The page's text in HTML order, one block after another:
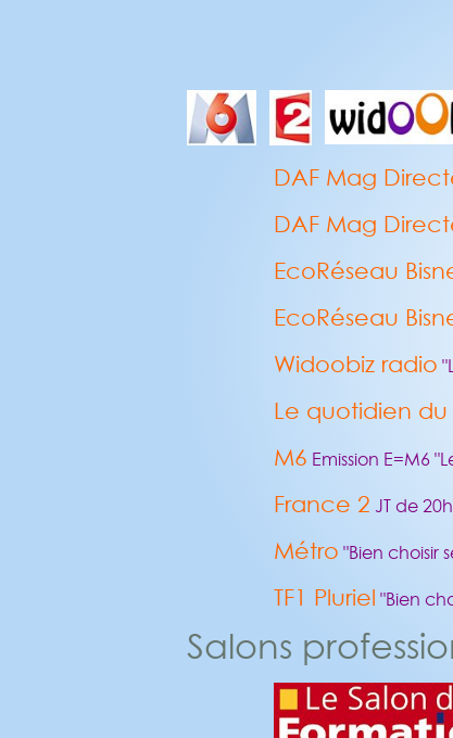
DAF Mag
DAF Mag
EcoRéseau
EcoRéseau
Widoobiz radio
Le quotidien
M6 Emission E=M6
France 2 JT de
Métro "Bien choisir
TF1 Pluriel "Bien
Salons